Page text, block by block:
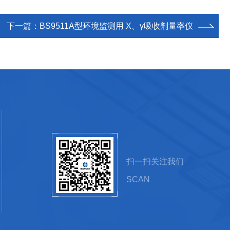
下一篇： BS9511A型环境监测用 X、γ吸收剂量率仪
扫一扫关注我们
SCAN